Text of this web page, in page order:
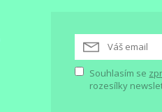
Souhlasím se
rozesílky